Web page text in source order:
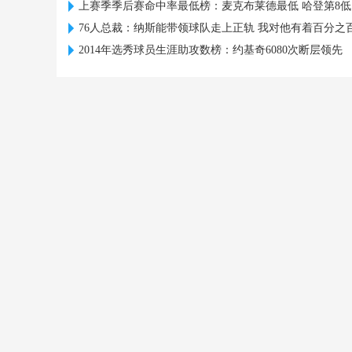
上赛季季后赛命中率最低榜：麦克布莱德最低 哈登第8低
76人总裁：纳斯能带领球队走上正轨 我对他有着百分之
2014年选秀球员生涯助攻数榜：约基奇6080次断层领先